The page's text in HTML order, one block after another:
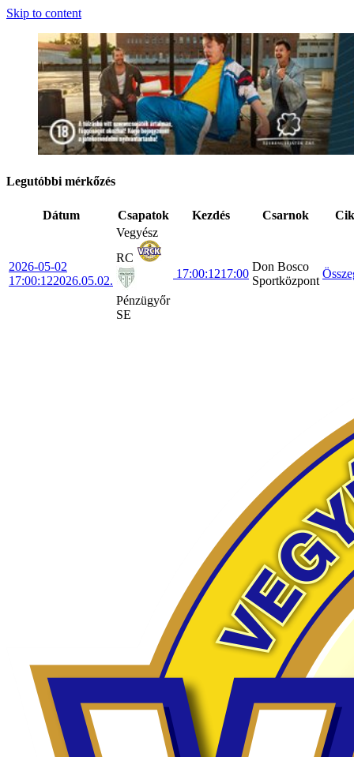
Skip to content
Legutóbbi mérkőzés
Dátum Csapatok Kezdés Csarnok
2026-05-02
17:00:122026.05.02.
Vegyész
RC
Pénzügyőr
SE
17:00:1217:00
Don Bosco
Sportközpont